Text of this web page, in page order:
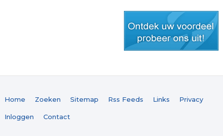
Home Zoeken Sitemap Rss Feeds Links Privacy
Inloggen Contact